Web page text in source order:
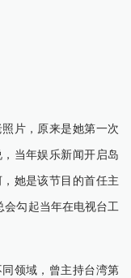
片，原来是她第一次
当年娱乐新闻开启岛
她是该节目的首任主
会勾起当年在电视台工
领域，曾主持台湾第